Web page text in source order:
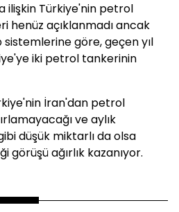
ilişkin Türkiye'nin petrol
henüz açıklanmadı ancak
göre, geçen yıl
iki petrol tankerinin
İran'dan petrol
ve aylık
düşük miktarlı da olsa
ağırlık kazanıyor.